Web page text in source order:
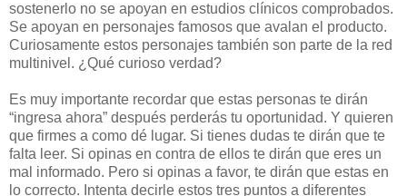
sostenerlo no se apoyan en estudios clínicos comprobados.
Se apoyan en personajes famosos que avalan el producto.
Curiosamente estos personajes también son parte de la red
multinivel. ¿Qué curioso verdad?
Es muy importante recordar que estas personas te dirán
“ingresa ahora” después perderás tu oportunidad. Y quieren
que firmes a como dé lugar. Si tienes dudas te dirán que te
falta leer. Si opinas en contra de ellos te dirán que eres un
mal informado. Pero si opinas a favor, te dirán que estas en
lo correcto. Intenta decirle estos tres puntos a diferentes